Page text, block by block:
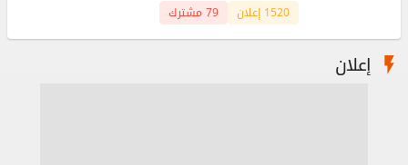
1520 إعلان 79 مشترك
إعلان